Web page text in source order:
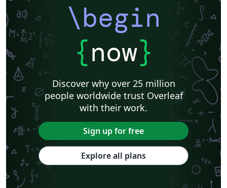
\begin
{now}
Discover why over 25 million
people worldwide trust Overleaf
with their work.
Sign up for free
Explore all plans